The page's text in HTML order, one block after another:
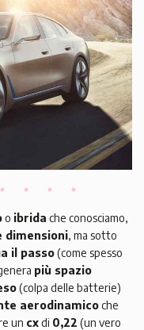
o ibrida che conosciamo,
dimensioni, ma sotto
il passo(come spesso
più spazio
(colpa delle batterie)
aerodinamicoche
un cxdi 0,22 (un vero